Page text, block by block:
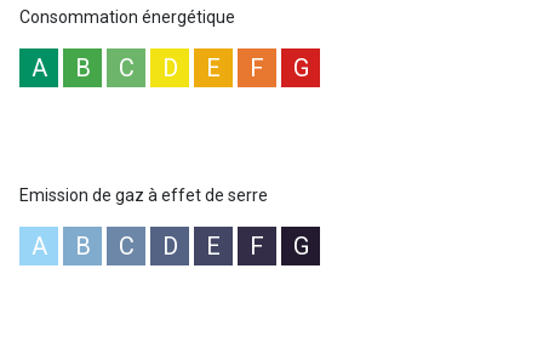
Consommation énergétique
A B C D E F G
Emission de gaz à effet de serre
A B C D E F G